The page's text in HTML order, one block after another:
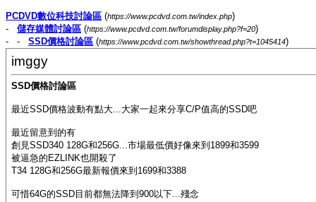
PCDVD數位科技討論區 (https://www.pcdvd.com.tw/index.php)
- 儲存媒體討論區 (https://www.pcdvd.com.tw/forumdisplay.php?f=20)
- - SSD價格討論區 (https://www.pcdvd.com.tw/showthread.php?t=1045414)
imggy
SSD價格討論區
最近SSD價格波動有點大...大家一起來分享C/P值高的SSD吧
最近留意到的有
創見SSD340 128G和256G...市場最低價好像來到1899和3599
被逼急的EZLINK也開殺了
T34 128G和256G最新報價來到1699和3388
可惜64G的SSD目前都無法降到900以下...殘念